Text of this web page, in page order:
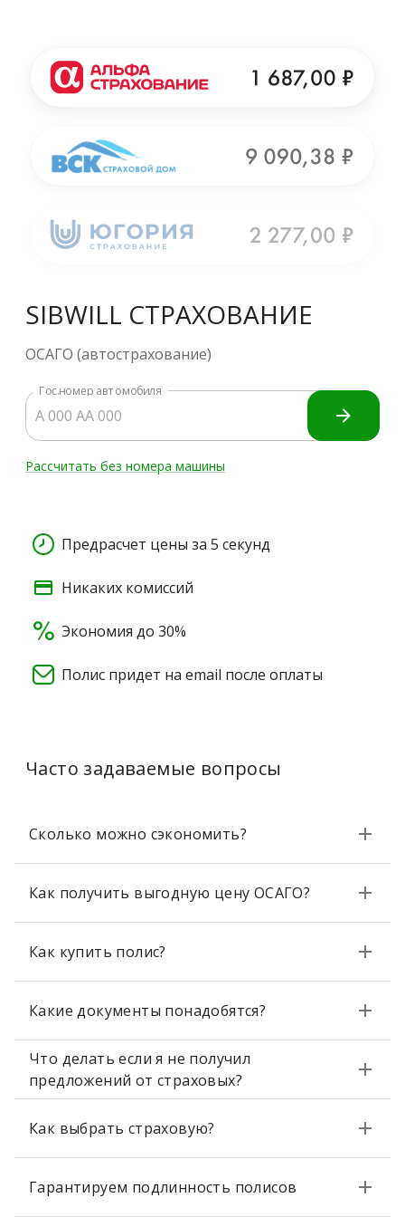
SIBWILL СТРАХОВАНИЕ
ОСАГО (автострахование)
Гос.номер автомобиля
Рассчитать без номера машины
Предрасчет цены за 5 секунд
Никаких комиссий
Экономия до 30%
Полис придет на email после оплаты
Часто задаваемые вопросы
Сколько можно сэкономить?
Как получить выгодную цену ОСАГО?
Как купить полис?
Какие документы понадобятся?
Что делать если я не получил
предложений от страховых?
Как выбрать страховую?
Гарантируем подлинность полисов